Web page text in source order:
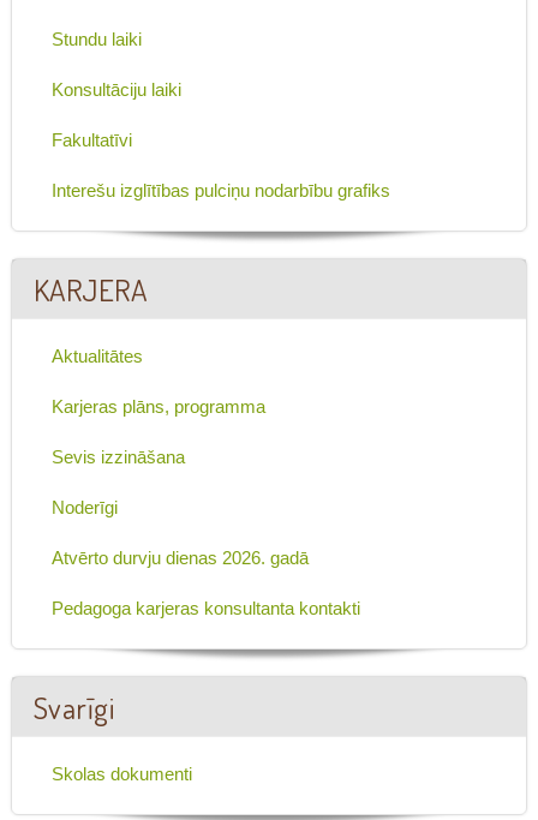
Stundu laiki
Konsultāciju laiki
Fakultatīvi
Interešu izglītības pulciņu nodarbību grafiks
KARJERA
Aktualitātes
Karjeras plāns, programma
Sevis izzināšana
Noderīgi
Atvērto durvju dienas 2026. gadā
Pedagoga karjeras konsultanta kontakti
Svarīgi
Skolas dokumenti